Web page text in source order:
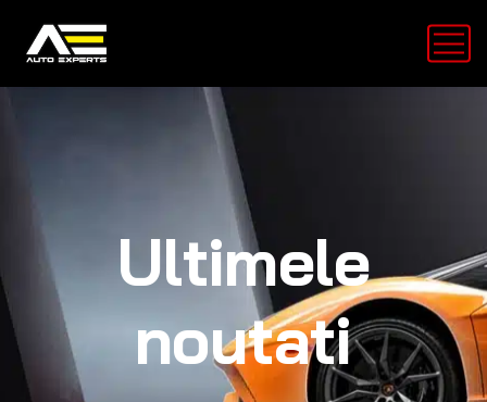
Ultimele
noutati